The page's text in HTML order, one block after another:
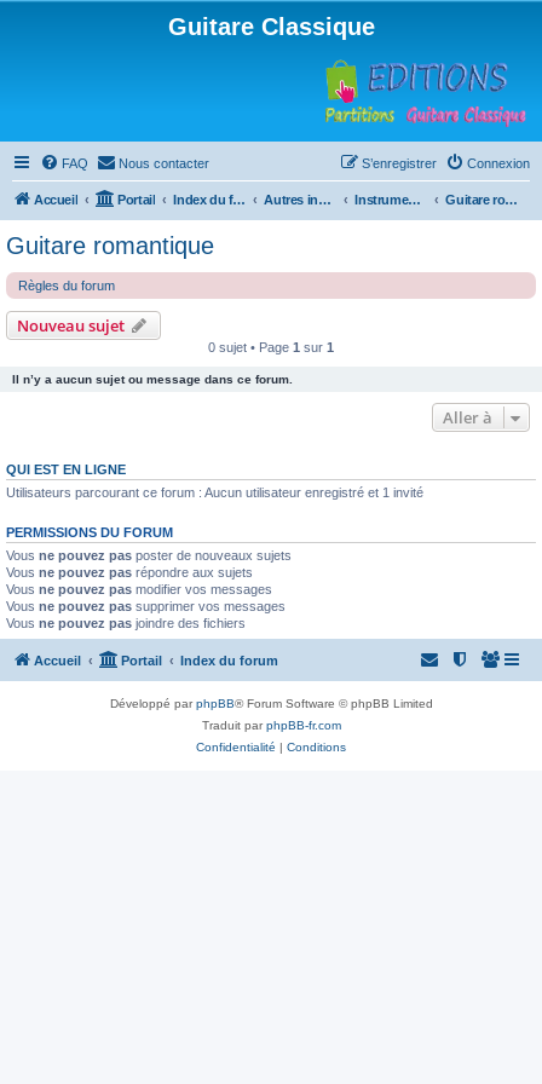
Guitare Classique
FAQ Nous contacter Connexion
S’enregistrer
Accueil Portail Index du forum Autres instruments à cordes pincées, ou styles Instruments anciens Guitare romantique
Guitare romantique
Règles du forum
Nouveau sujet
0 sujet • Page 1 sur 1
Il n’y a aucun sujet ou message dans ce forum.
Aller à
QUI EST EN LIGNE
Utilisateurs parcourant ce forum : Aucun utilisateur enregistré et 1 invité
PERMISSIONS DU FORUM
Vous ne pouvez pas poster de nouveaux sujets
Vous ne pouvez pas répondre aux sujets
Vous ne pouvez pas modifier vos messages
Vous ne pouvez pas supprimer vos messages
Vous ne pouvez pas joindre des fichiers
Accueil Portail Index du forum
Développé parphpBB® Forum Software © phpBB Limited
Traduit parphpBB-fr.com
Confidentialité | Conditions